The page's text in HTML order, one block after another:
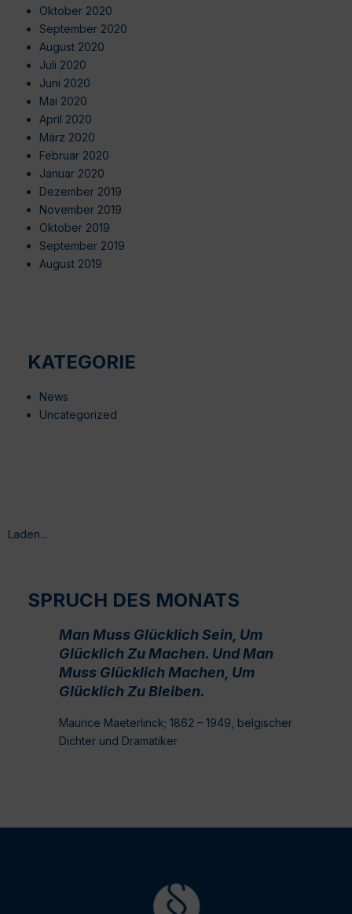
Oktober 2020
September 2020
August 2020
Juli 2020
Juni 2020
Mai 2020
April 2020
März 2020
Februar 2020
Januar 2020
Dezember 2019
November 2019
Oktober 2019
September 2019
August 2019
KATEGORIE
News
Uncategorized
Laden...
SPRUCH DES MONATS
Man Muss Glücklich Sein, Um
Glücklich Zu Machen. Und Man
Muss Glücklich Machen, Um
Glücklich Zu Bleiben.
Maurice Maeterlinck; 1862 – 1949, belgischer
Dichter und Dramatiker